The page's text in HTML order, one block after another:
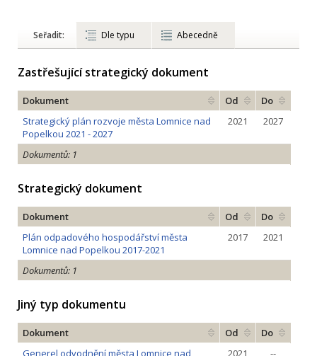
Seřadit: Dle typu Abecedně
Zastřešující strategický dokument
Dokument Od
Do
Strategický plán rozvoje města Lomnice nad
Popelkou 2021 - 2027
2021 2027
Dokumentů: 1
Strategický dokument
Dokument Od
Do
Plán odpadového hospodářství města
Lomnice nad Popelkou 2017-2021
2017 2021
Dokumentů: 1
Jiný typ dokumentu
Dokument Od
Do
Generel odvodnění města Lomnice nad
2021 --